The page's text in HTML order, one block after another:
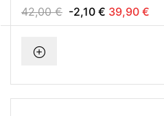
42,00 € -2,10 € 39,90 €